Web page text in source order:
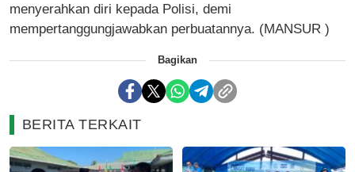
menyerahkan diri kepada Polisi, demi
mempertanggungjawabkan perbuatannya. (MANSUR )
Bagikan
BERITA TERKAIT